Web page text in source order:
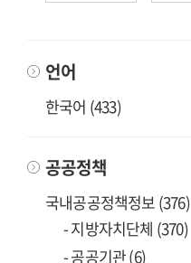
언어
한국어 (433)
공공정책
국내공공정책정보 (376)
- 지방자치단체 (370)
- 공공기관 (6)